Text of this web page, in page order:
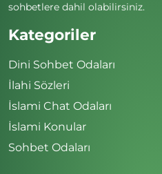
sohbetlere dahil olabilirsiniz.
Kategoriler
Dini Sohbet Odaları
İlahi Sözleri
İslami Chat Odaları
İslami Konular
Sohbet Odaları